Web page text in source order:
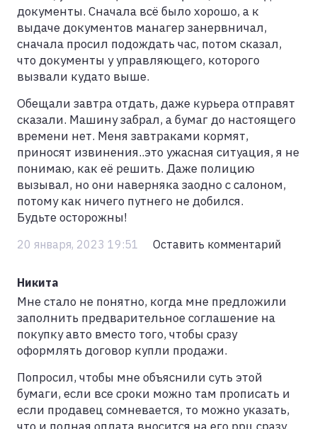
документы. Сначала всё было хорошо, а к
выдаче документов манагер занервничал,
сначала просил подождать час, потом сказал,
что документы у управляющего, которого
вызвали кудато выше.
Обещали завтра отдать, даже курьера отправят
сказали. Машину забрал, а бумаг до настоящего
времени нет. Меня завтраками кормят,
приносят извинения..это ужасная ситуация, я не
понимаю, как её решить. Даже полицию
вызывал, но они наверняка заодно с салоном,
потому как ничего путнего не добился.
Будьте осторожны!
20 января, 2023 19:51 Оставить комментарий
Никита
Мне стало не понятно, когда мне предложили
заполнить предварительное соглашение на
покупку авто вместо того, чтобы сразу
оформлять договор купли продажи.
Попросил, чтобы мне объяснили суть этой
бумаги, если все сроки можно там прописать и
если продавец сомневается, то можно указать,